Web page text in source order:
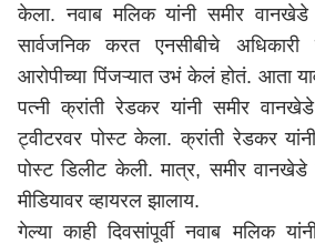
केला. नवाब मलिक यांनी समीर वानखेडे
सार्वजनिक करत एनसीबीचे
आरोपीच्या पिंजऱ्यात उभं केलं होतं. आता
पत्नी क्रांती रेडकर यांनी समीर
ट्वीटरवर पोस्ट केला. क्रांती रेडकर
पोस्ट डिलीट केली. मात्र, समीर वानखेडे
मीडियावर व्हायरल झालाय.
गेल्या काही दिवसांपूर्वी नवाब मलिक